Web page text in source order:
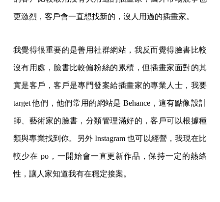
更激烈，客戶會一直想找新的，沒人用過的插畫家。
我覺得很重要的是善用社群網站，我反而覺得臉書比較
沒有用處，臉書比較偏粉絲的累積，但插畫家面對的其
實是客戶，客戶是專門發案給插畫家的專業人士，我要
target 他們，他們常用的網站是 Behance，這有點像設計
師、藝術家的臉書，分類管理滿好的，客戶可以根據種
類與專業找到你。另外 Instagram 也可以經營，我現在比
較少在 po，一開始會一直更新作品，保持一定的熱絡
性，讓人家知道我有在穩定接案。